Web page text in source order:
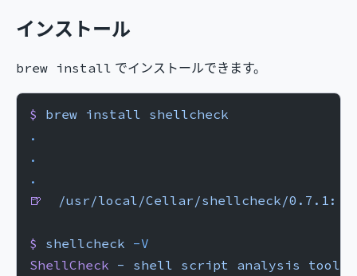
インストール
brew install でインストールできます。
$ brew install shellcheck
.
.
.
🍺
  /usr/local/Cellar/shellcheck/0.7.1:
$ shellcheck -V
ShellCheck - shell script analysis tool